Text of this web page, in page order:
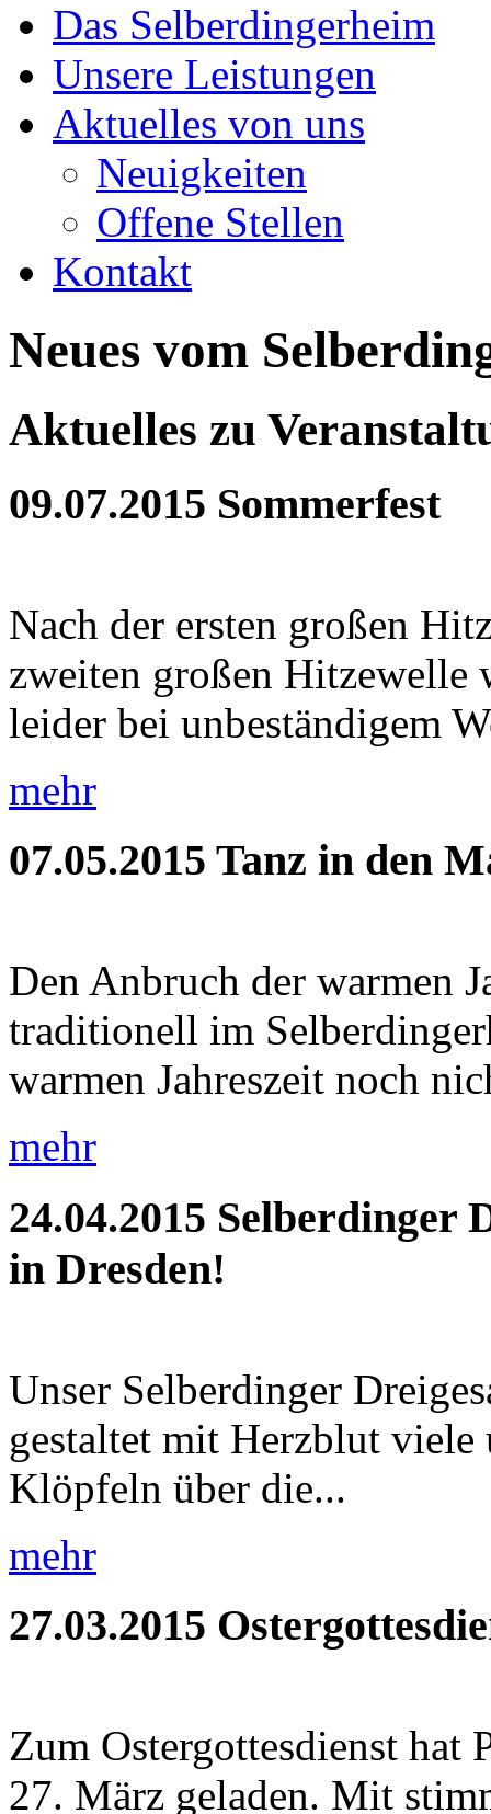
Das Selberdingerheim
Unsere Leistungen
Aktuelles von uns
Neuigkeiten
Offene Stellen
Kontakt
Neues vom
Aktuelles zu
09.07.2015 Sommerfest
Nach der ersten großen
zweiten großen Hitzewelle
leider bei unbeständigem
mehr
07.05.2015 Tanz in den
Den Anbruch der warmen
traditionell im
warmen Jahreszeit noch
mehr
24.04.2015 Selberdinger
in Dresden!
Unser Selberdinger
gestaltet mit Herzblut viele
Klöpfeln über die...
mehr
27.03.2015
Zum Ostergottesdienst hat
27. März geladen. Mit